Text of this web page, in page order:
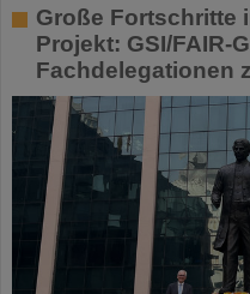
Große Fortschritte
Projekt: GSI/FAIR-
Fachdelegationen